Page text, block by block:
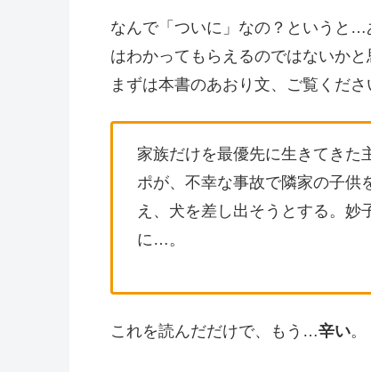
なんで「ついに」なの？というと
はわかってもらえるのではないかと
まずは本書のあおり文、ご覧くださ
家族だけを最優先に生きてきた
ポが、不幸な事故で隣家の子供
え、犬を差し出そうとする。妙
に…。
これを読んだだけで、もう…辛い。